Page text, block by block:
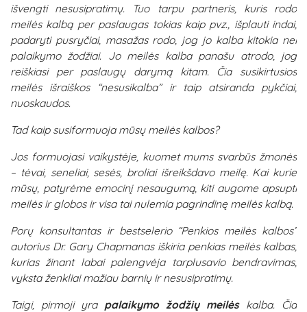
išvengti nesusipratimų. Tuo tarpu partneris, kuris rodo
meilės kalbą per paslaugas tokias kaip pvz., išplauti indai,
padaryti pusryčiai, masažas rodo, jog jo kalba kitokia nei
palaikymo žodžiai. Jo meilės kalba panašu atrodo, jog
reiškiasi per paslaugų darymą kitam. Čia susikirtusios
meilės išraiškos “nesusikalba” ir taip atsiranda pykčiai,
nuoskaudos.
Tad kaip susiformuoja mūsų meilės kalbos?
Jos formuojasi vaikystėje, kuomet mums svarbūs žmonės
– tėvai, seneliai, sesės, broliai išreikšdavo meilę. Kai kurie
mūsų, patyrėme emocinį nesaugumą, kiti augome apsupti
meilės ir globos ir visa tai nulemia pagrindinę meilės kalbą.
Porų konsultantas ir bestselerio “Penkios meilės kalbos”
autorius Dr. Gary Chapmanas iškiria penkias meilės kalbas,
kurias žinant labai palengvėja tarplusavio bendravimas,
vyksta ženkliai mažiau barnių ir nesusipratimų.
Taigi, pirmoji yra palaikymo žodžių meilėskalba. Čia